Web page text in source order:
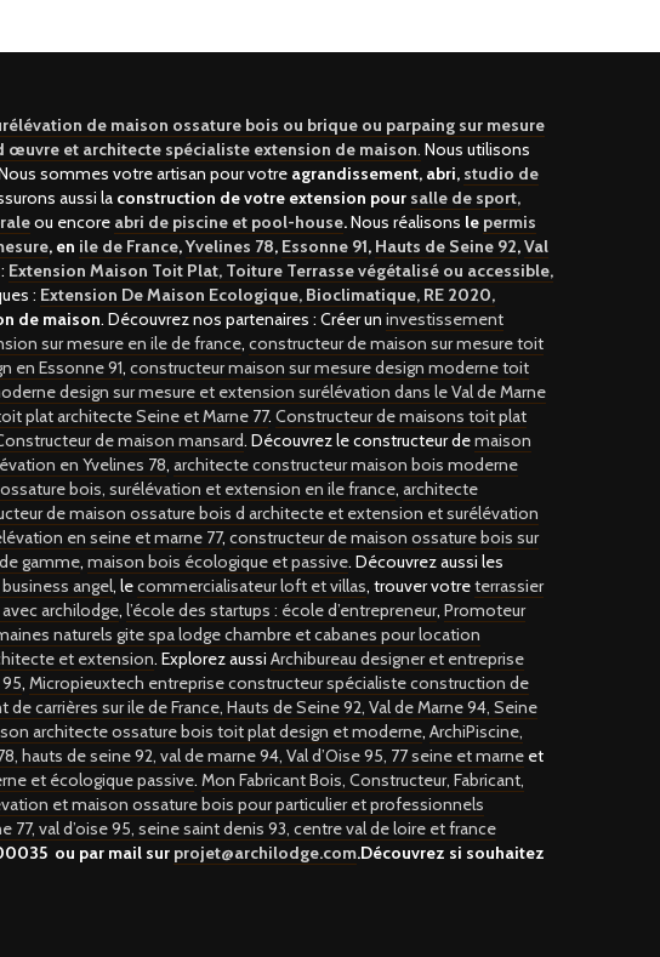
de maison ossature bois ou brique ou parpaing sur mesure
œuvre et architecte spécialiste extension de maison. Nous utilisons
sommes votre artisan pour votre agrandissement, abri, studio de
aussi la construction de votre extension pour salle de sport,
ou encore abri de piscine et pool-house.Nous réalisons le permis
, en ile de France,Yvelines 78, Essonne 91, Hauts de Seine 92,Val
Extension Maison Toit Plat, Toiture Terrasse végétalisé ou accessible,
: Extension De Maison Ecologique, Bioclimatique, RE 2020,
de maison. Découvrez nos partenaires : Créer un investissement
sur mesure en ile de france, constructeur de maison sur mesure toit
en Essonne 91, constructeur maison sur mesure design moderne toit
design sur mesure et extension surélévation dans le Val de Marne
plat architecte Seine et Marne 77. Constructeur de maisons toit plat
de maison mansard. Découvrez le constructeur demaison
en Yvelines 78, architecte constructeur maison bois moderne
bois, surélévation et extension en ile france, architecte
de maison ossature bois d architecte et extension et surélévation
en seine et marne 77, constructeur de maison ossature bois sur
gamme, maison bois écologique et passive. Découvrez aussi les
angel, lecommercialisateur loft et villas, trouver votreterrassier
archilodge, l’école des startups : école d’entrepreneur, Promoteur
naturels gite spa lodge chambre et cabanes pour location
et extension. Explorez aussi Archibureau designer et entreprise
, Micropieuxtech entreprise constructeur spécialiste construction de
sur ile de France, Hauts de Seine 92, Val de Marne 94, Seine
architecte ossature bois toit plat design et moderne, ArchiPiscine,
de seine 92, val de marne 94, Val d’Oise 95, 77 seine et marne et
et écologique passive. Mon Fabricant Bois, Constructeur, Fabricant,
et maison ossature bois pour particulier et professionnels
val d’oise 95, seine saint denis 93, centre val de loire et france
ou par mail sur projet@archilodge.com.Découvrez si souhaitez